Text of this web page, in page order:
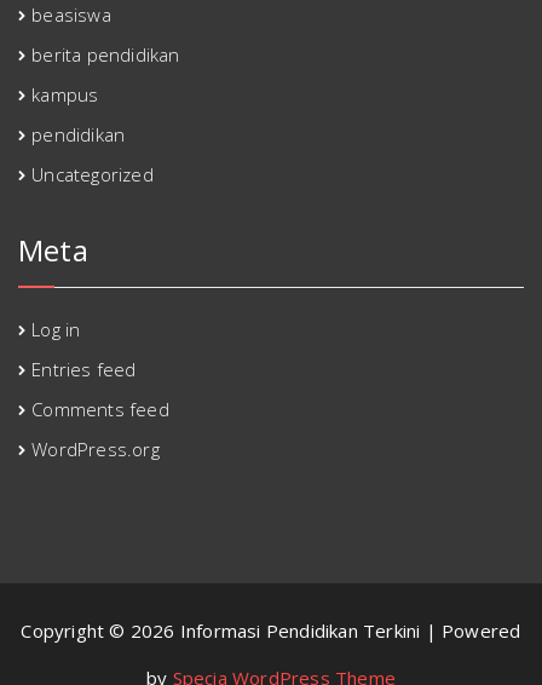
beasiswa
berita pendidikan
kampus
pendidikan
Uncategorized
Meta
Log in
Entries feed
Comments feed
WordPress.org
Copyright © 2026 Informasi Pendidikan Terkini | Powered
by Specia WordPress Theme